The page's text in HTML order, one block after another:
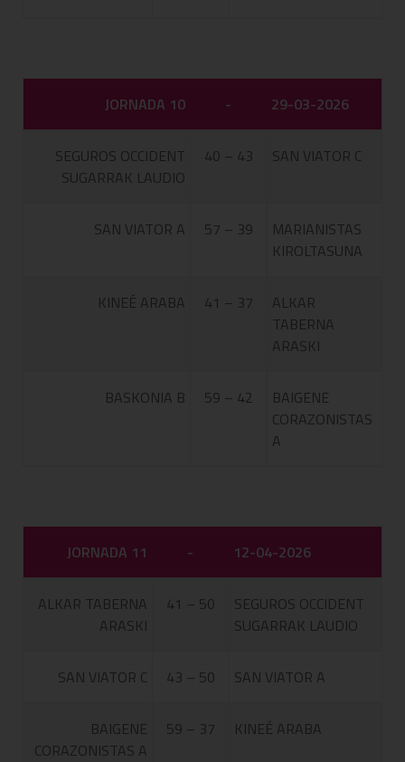
JORNADA 10 - 29-03-2026
SEGUROS OCCIDENT
SUGARRAK LAUDIO
40 – 43 SAN VIATOR C
SAN VIATOR A 57 – 39
MARIANISTAS
KIROLTASUNA
KINEÉ ARABA 41 – 37
ALKAR
TABERNA
ARASKI
BASKONIA B 59 – 42
BAIGENE
CORAZONISTAS
A
JORNADA 11 - 12-04-2026
ALKAR TABERNA
ARASKI
41 – 50
SEGUROS OCCIDENT
SUGARRAK LAUDIO
SAN VIATOR C 43 – 50 SAN VIATOR A
BAIGENE
CORAZONISTAS A
59 – 37 KINEÉ ARABA